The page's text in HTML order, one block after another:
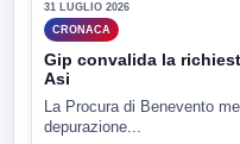
31 LUGLIO 2026
CRONACA
Gip convalida la
Asi
La Procura di Benevento
depurazione...